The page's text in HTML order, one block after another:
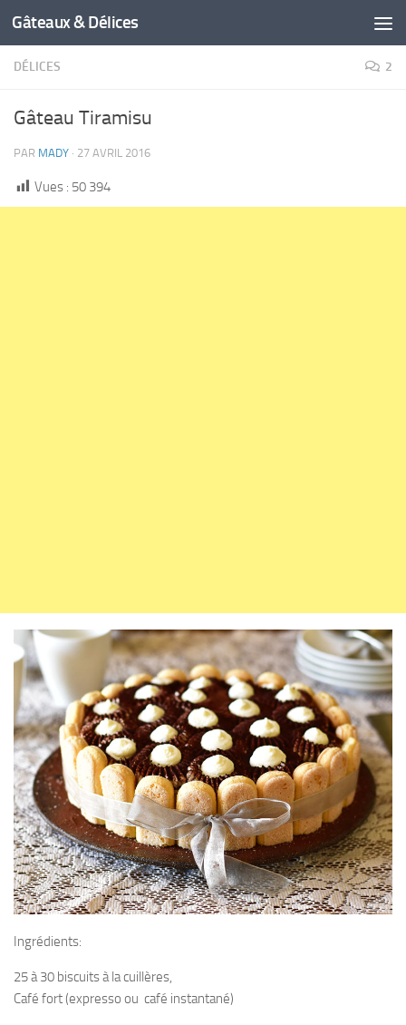
Gâteaux & Délices
DÉLICES 2
Gâteau Tiramisu
PAR MADY · 27 AVRIL 2016
Vues : 50 394
Ingrédients:
25 à 30 biscuits à la cuillères,
Café fort (expresso ou café instantané)